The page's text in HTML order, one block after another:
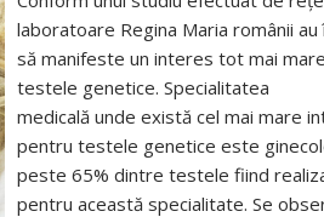
laboratoare Regina Maria românii au
să manifeste un interes tot mai
testele genetice. Specialitatea
medicală unde există cel mai mare
pentru testele genetice este
peste 65% dintre testele fiind
pentru această specialitate. Se